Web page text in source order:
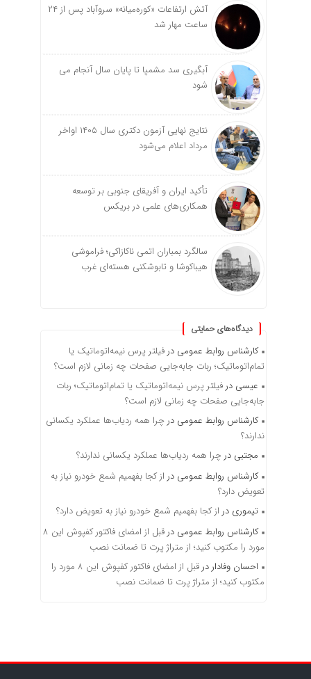
آتش ارتفاعات «کوره‌میانه» سروآباد پس از ۲۴
ساعت مهار شد
آبگیری سد مشمپا تا پایان سال آنجام می
شود
نتایج نهایی آزمون دکتری سال ۱۴۰۵ اواخر
مرداد اعلام می‌شود
تأکید ایران و آفریقای جنوبی بر توسعه
همکاری‌های علمی در بریکس
سالگرد بمباران اتمی ناکازاکی؛ فراموشی
هیباکوشا و تابوشکنی هسته‌ای غرب
دیدگاه‌های حمایتی
کارشناس روابط عمومی در فیلتر پرس نیمه‌اتوماتیک یا
تمام‌اتوماتیک؛ ربات جابه‌جایی صفحات چه زمانی لازم است؟
عیسی در فیلتر پرس نیمه‌اتوماتیک یا تمام‌اتوماتیک؛ ربات
جابه‌جایی صفحات چه زمانی لازم است؟
کارشناس روابط عمومی در چرا همه ردیاب‌ها عملکرد یکسانی
ندارند؟
مجتبی در چرا همه ردیاب‌ها عملکرد یکسانی ندارند؟
کارشناس روابط عمومی در از کجا بفهمیم شمع خودرو نیاز به
تعویض دارد؟
تیموری در از کجا بفهمیم شمع خودرو نیاز به تعویض دارد؟
کارشناس روابط عمومی در
قبل از امضای فاکتور کفپوش این ۸
مورد را مکتوب کنید؛ از متراژ پرت تا ضمانت نصب
احسان وفادار در
قبل از امضای فاکتور کفپوش این ۸ مورد را
مکتوب کنید؛ از متراژ پرت تا ضمانت نصب